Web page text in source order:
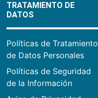
TRATAMIENTO DE
DATOS
Políticas de Tratamiento
de Datos Personales
Políticas de Seguridad
de la Información